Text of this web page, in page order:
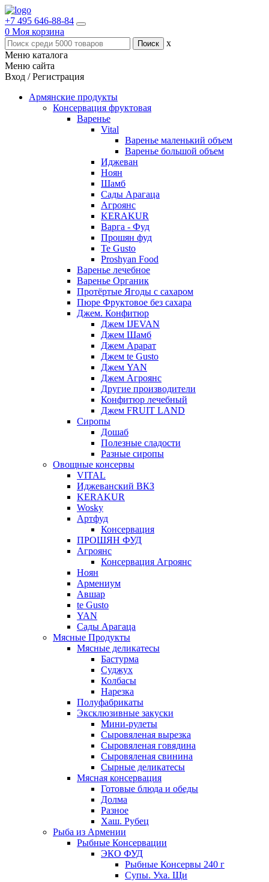
+7 495 646-88-84
0 Моя корзина
x
Меню каталога
Меню сайта
Вход / Регистрация
Армянские продукты
Консервация фруктовая
Варенье
Vital
Варенье маленький объем
Варенье большой объем
Иджеван
Ноян
Шамб
Сады Арагаца
Агроянс
KERAKUR
Варга - Фуд
Прошян фуд
Te Gusto
Proshyan Food
Варенье лечебное
Варенье Органик
Протёртые Ягоды с сахаром
Пюре Фруктовое без сахара
Джем. Конфитюр
Джем IJEVAN
Джем Шамб
Джем Арарат
Джем te Gusto
Джем YAN
Джем Агроянс
Другие производители
Конфитюр лечебный
Джем FRUIT LAND
Сиропы
Дошаб
Полезные сладости
Разные сиропы
Овощные консервы
VITAL
Иджеванский ВКЗ
KERAKUR
Wosky
Артфуд
Консервация
ПРОШЯН ФУД
Агроянс
Консервация Агроянс
Ноян
Армениум
Авшар
te Gusto
YAN
Сады Арагаца
Мясные Продукты
Мясные деликатесы
Бастурма
Суджух
Колбасы
Нарезка
Полуфабрикаты
Эксклюзивные закуски
Мини-рулеты
Сыровяленая вырезка
Сыровяленая говядина
Сыровяленая свинина
Сырные деликатесы
Мясная консервация
Готовые блюда и обеды
Долма
Разное
Хаш. Рубец
Рыба из Армении
Рыбные Консервации
ЭКО ФУД
Рыбные Консервы 240 г
Супы. Уха. Щи